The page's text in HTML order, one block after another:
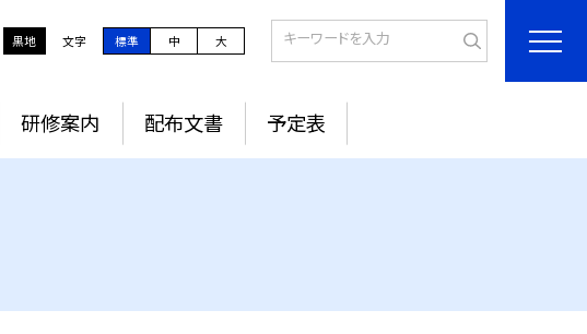
黒地 文字 標準 中 大
研修案内 配布文書 予定表